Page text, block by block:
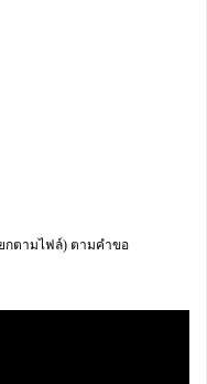
ยกตามไฟล์) ตามคำขอ